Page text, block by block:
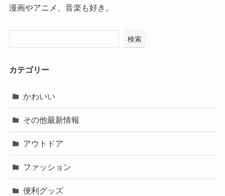
漫画やアニメ、音楽も好き。
検索
カテゴリー
かわいい
その他最新情報
アウトドア
ファッション
便利グッズ